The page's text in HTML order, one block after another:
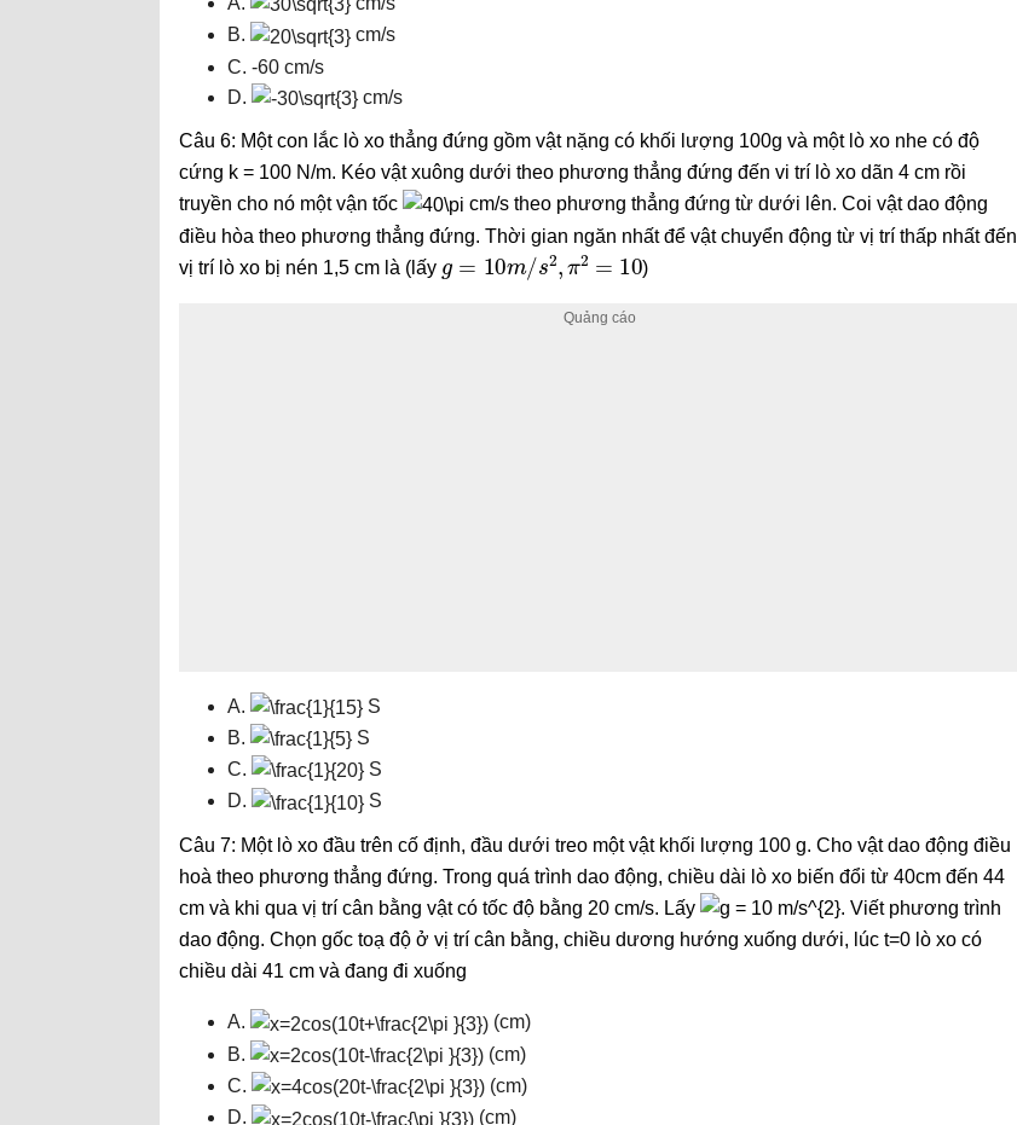
B.
cm/s
C. -60 cm/s
D.
cm/s
Câu 6: Một con lắc lò xo thẳng đứng gồm vật nặng có khối lượng 100g và một lò xo nhe có độ
cứng k = 100 N/m. Kéo vật xuông dưới theo phương thẳng đứng đến vi trí lò xo dãn 4 cm rồi
truyền cho nó một vận tốc
cm/s theo phương thẳng đứng từ dưới lên. Coi vật dao động
điều hòa theo phương thẳng đứng. Thời gian ngăn nhất để vật chuyển động từ vị trí thấp nhất đến
vị trí lò xo bị nén 1,5 cm là (lấy
=10m 2 ,π =
)
A.
S
B.
S
C.
S
D.
S
Câu 7: Một lò xo đầu trên cố định, đầu dưới treo một vật khối lượng 100 g. Cho vật dao động điều
hoà theo phương thẳng đứng. Trong quá trình dao động, chiều dài lò xo biến đổi từ 40cm đến 44
cm và khi qua vị trí cân bằng vật có tốc độ bằng 20 cm/s. Lấy
. Viết phương trình
dao động. Chọn gốc toạ độ ở vị trí cân bằng, chiều dương hướng xuống dưới, lúc t=0 lò xo có
chiều dài 41 cm và đang đi xuống
A.
(cm)
B.
(cm)
C.
(cm)
D.
(cm)